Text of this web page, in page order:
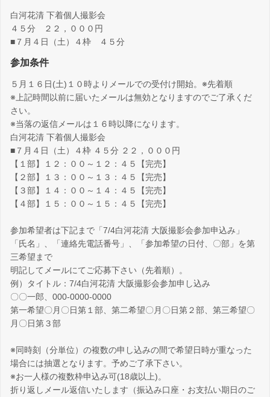
白河花清 下着個人撮影会
４５分 ２２，０００円
■７月４日（土）４枠 ４５分
参加条件
５月１６日(土)１０時よりメールでの受付け開始。※先着順
※上記時間以前に届いたメールは無効となりますのでご了承くだ
さい。
※当落の返信メールは１６時以降になります。
白河花清 下着個人撮影会
■７月４日（土）４枠 ４５分 ２２，０００円
【１部】１２：００～１２：４５【完売】
【２部】１３：００～１３：４５【完売】
【３部】１４：００～１４：４５【完売】
【４部】１５：００～１５：４５【完売】
参加希望者は下記まで「7/4白河花清 大阪撮影会参加申込み」
「氏名」、「連絡先電話番号」、「参加希望の日付、〇部」を第
三希望まで
明記してメールにてご応募下さい（先着順）。
例）タイトル：7/4白河花清 大阪撮影会参加申し込み
〇〇一郎、000-0000-0000
第一希望〇月〇日第１部、第二希望〇月〇日第２部、第三希望〇
月〇日第３部
※同時刻（分単位）の複数の申し込みの間で希望日時が重なった
場合には抽選となります。予めご了承下さい。
※お一人様の複数枠申込み可(18歳以上)。
折り返しメール返信いたします（振込み口座・お支払い期日のご